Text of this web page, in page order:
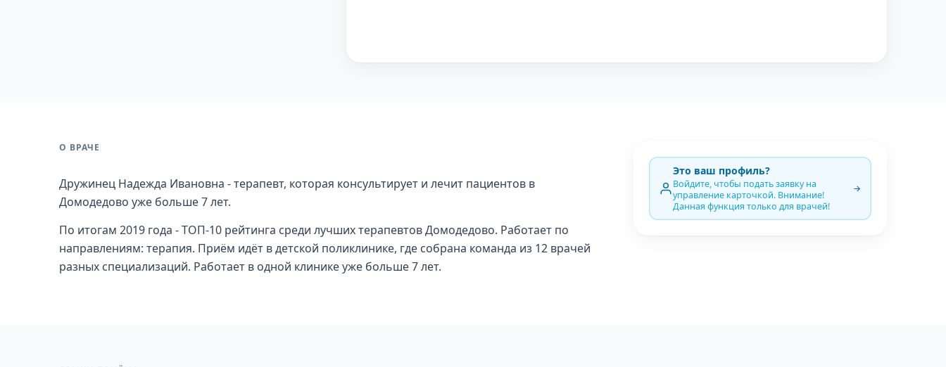
О ВРАЧЕ
Дружинец Надежда Ивановна - терапевт, которая консультирует и лечит пациентов в
Домодедово уже больше 7 лет.
По итогам 2019 года - ТОП-10 рейтинга среди лучших терапевтов Домодедово. Работает по
направлениям: терапия. Приём идёт в детской поликлинике, где собрана команда из 12 врачей
разных специализаций. Работает в одной клинике уже больше 7 лет.
Это ваш профиль?
Войдите, чтобы подать заявку на
управление карточкой. Внимание!
Данная функция только для врачей!